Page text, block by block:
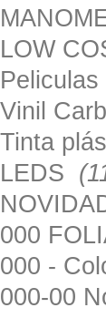
LOW
Vinil
Tinta
LEDS
000
000 -
000-00